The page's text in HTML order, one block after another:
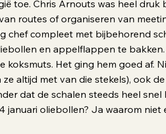
toe. Chris Arnouts was heel druk
routes of organiseren van
chef compleet met bijbehorend
en appelflappen te
koksmuts. Het ging hem goed af.
ze altijd met van die stekels), ook
dat de schalen steeds heel snel
januari oliebollen? Ja waarom niet